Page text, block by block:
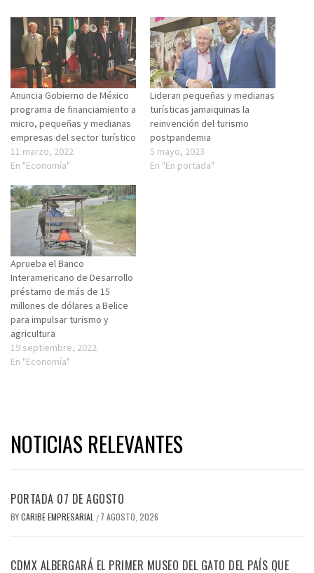
Anuncia Gobierno de México
programa de financiamiento a
micro, pequeñas y medianas
empresas del sector turístico
11 marzo, 2022
En "Economía"
Lideran pequeñas y medianas
turísticas jamaiquinas la
reinvención del turismo
postpandemia
5 mayo, 2023
En "En portada"
Aprueba el Banco
Interamericano de Desarrollo
préstamo de más de 15
millones de dólares a Belice
para impulsar turismo y
agricultura
19 septiembre, 2022
En "Economía"
NOTICIAS RELEVANTES
PORTADA 07 DE AGOSTO
BYCARIBE EMPRESARIAL / 7 AGOSTO, 2026
CDMX ALBERGARÁ EL PRIMER MUSEO DEL GATO DEL PAÍS QUE